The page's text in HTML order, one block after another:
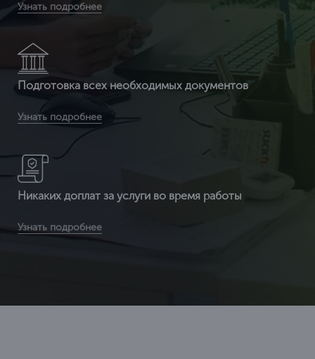
приложенных к нему документов по всей России
Узнать подробнее
Подготовка всех необходимых документов
Вы получаете документ с 3-ой защитой. Специальные
бланки (наша компания заказывает их на производстве, где
Узнать подробнее
Никаких доплат за услуги во время работы
являемся федеральной компанией и можем позволить
Узнать подробнее